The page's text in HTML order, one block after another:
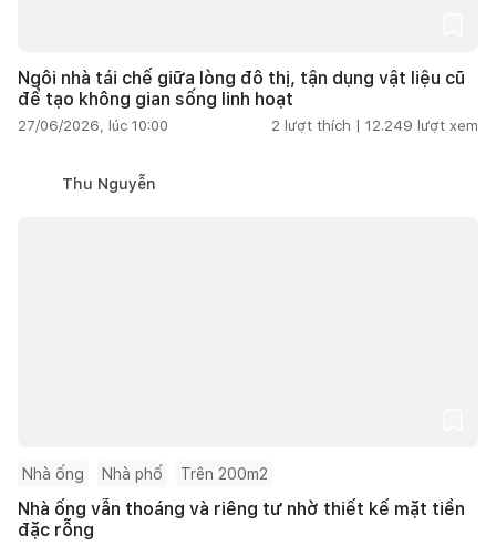
Ngôi nhà tái chế giữa lòng đô thị, tận dụng vật liệu cũ
để tạo không gian sống linh hoạt
27/06/2026, lúc 10:00 2 lượt thích | 12.249 lượt xem
Thu Nguyễn
Nhà ống Nhà phố Trên 200m2
Nhà ống vẫn thoáng và riêng tư nhờ thiết kế mặt tiền
đặc rỗng